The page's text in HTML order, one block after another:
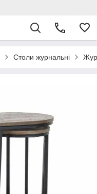
Столи журнальні